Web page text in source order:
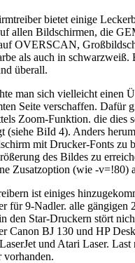
bietet einige
allen Bildschirmen, die
OVERSCAN,
als auch in schwarzweiß.
überall.
man sich vielleicht einen
Seite verschaffen. Dafür
Zoom-Funktion. die dies
(siehe BiId 4). Anders
mit Drucker-Fonts zu
des Bildes zu
Zusatzoption (wie -v=!80)
ist einiges
für 9-Nadler. alle gängigen
den Star-Druckern stört
Canon BJ 130 und HP
und Atari Laser. Last
vorhanden.